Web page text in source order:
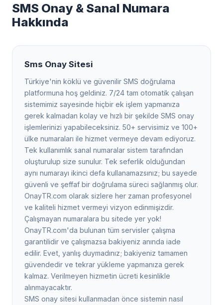
SMS Onay & Sanal Numara
Hakkında
Sms Onay Sitesi
Türkiye'nin köklü ve güvenilir SMS doğrulama
platformuna hoş geldiniz. 7/24 tam otomatik çalışan
sistemimiz sayesinde hiçbir ek işlem yapmanıza
gerek kalmadan kolay ve hızlı bir şekilde SMS onay
işlemlerinizi yapabileceksiniz. 50+ servisimiz ve 100+
ülke numaraları ile hizmet vermeye devam ediyoruz.
Tek kullanımlık sanal numaralar sistem tarafından
oluşturulup size sunulur. Tek seferlik olduğundan
aynı numarayı ikinci defa kullanamazsınız; bu sayede
güvenli ve şeffaf bir doğrulama süreci sağlanmış olur.
OnayTR.com olarak sizlere her zaman profesyonel
ve kaliteli hizmet vermeyi vizyon edinmişizdir.
Çalışmayan numaralara bu sitede yer yok!
OnayTR.com'da bulunan tüm servisler çalışma
garantilidir ve çalışmazsa bakiyeniz anında iade
edilir. Evet, yanlış duymadınız; bakiyeniz tamamen
güvendedir ve tekrar yükleme yapmanıza gerek
kalmaz. Verilmeyen hizmetin ücreti kesinlikle
alınmayacaktır.
SMS onay sitesi kullanmadan önce sistemin nasıl